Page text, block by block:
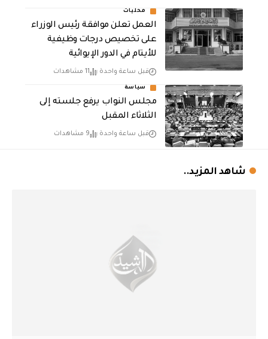
محليات
العمل تعلن موافقة رئيس الوزراء
على تخصيص درجات وظيفية
للأيتام في الدور الإيوائية
قبل ساعة واحدة 11 مشاهدات
سياسة
مجلس النواب يرفع جلسته إلى
الثلاثاء المقبل
قبل ساعة واحدة 9 مشاهدات
شاهد المزيد..